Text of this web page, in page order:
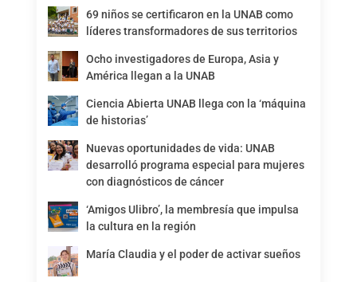
69 niños se certificaron en la UNAB como
líderes transformadores de sus territorios
Ocho investigadores de Europa, Asia y
América llegan a la UNAB
Ciencia Abierta UNAB llega con la ‘máquina
de historias’
Nuevas oportunidades de vida: UNAB
desarrolló programa especial para mujeres
con diagnósticos de cáncer
‘Amigos Ulibro’, la membresía que impulsa
la cultura en la región
María Claudia y el poder de activar sueños